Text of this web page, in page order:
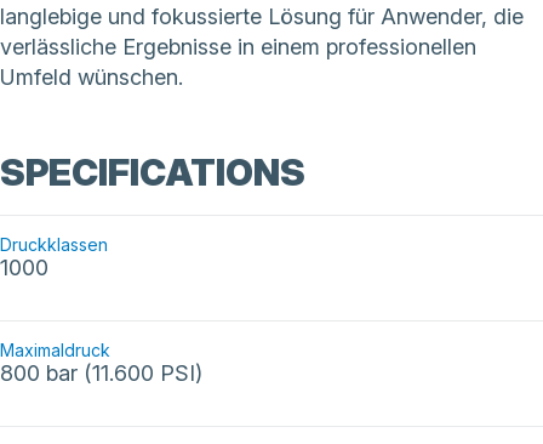
langlebige und fokussierte Lösung für Anwender, die
verlässliche Ergebnisse in einem professionellen
Umfeld wünschen.
SPECIFICATIONS
Druckklassen
1000
Maximaldruck
800 bar (11.600 PSI)